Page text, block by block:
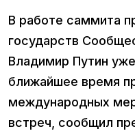
В работе саммита
государств
Владимир Путин
ближайшее время
международных
встреч, сообщил